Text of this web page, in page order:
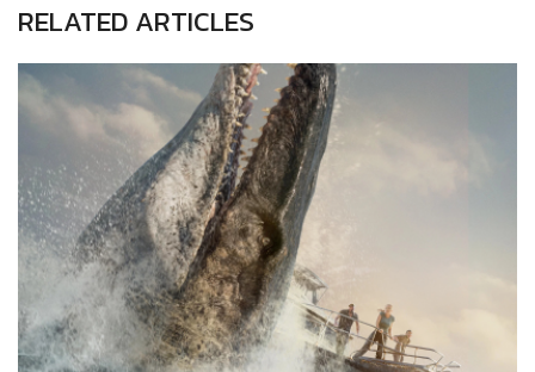
RELATED ARTICLES